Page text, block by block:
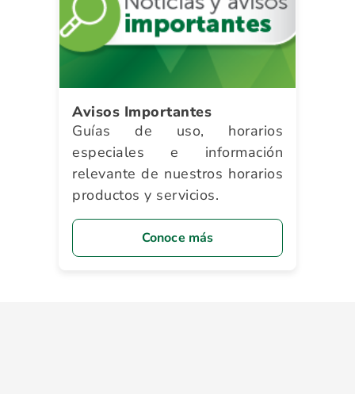
Avisos Importantes
Guías de uso, horarios
especiales e información
relevante de nuestros horarios
productos y servicios.
Conoce más